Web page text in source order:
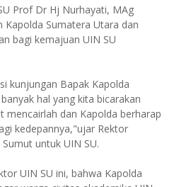
Prof Dr Hj Nurhayati, MAg
Sumatera Utara dan
bagi kemajuan UIN SU
kunjungan Bapak Kapolda
hal yang kita bicarakan
mencairlah dan Kapolda berharap
kedepannya,"ujar Rektor
untuk UIN SU.
UIN SU ini, bahwa Kapolda